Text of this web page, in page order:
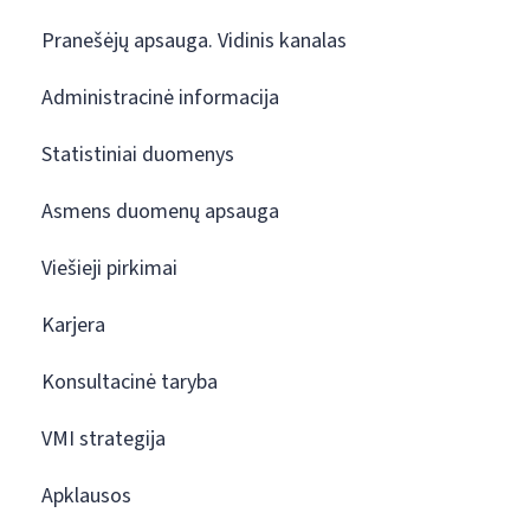
Pranešėjų apsauga. Vidinis kanalas
Administracinė informacija
Statistiniai duomenys
Asmens duomenų apsauga
Viešieji pirkimai
Karjera
Konsultacinė taryba
VMI strategija
Apklausos